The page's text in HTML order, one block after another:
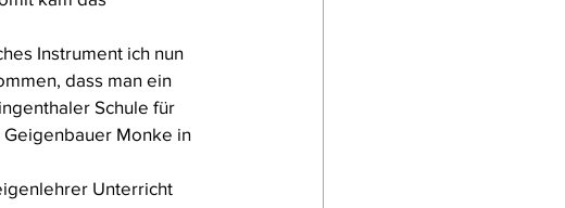
Instrument ich nun
dass man ein
Schule für
Monke in
Unterricht